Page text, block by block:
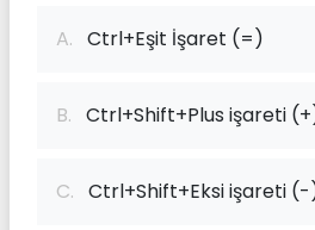
A. Ctrl+Eşit İşaret (=)
B. Ctrl+Shift+Plus işareti
C. Ctrl+Shift+Eksi işareti